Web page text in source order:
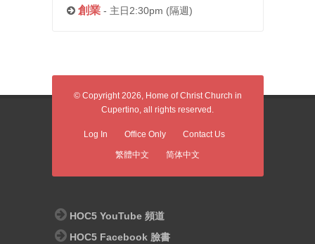
創業- 主日2:30pm (隔週)
© Copyright 2026, Home of Christ Church in
Cupertino, all rights reserved.
Log In Office Only Contact Us
繁體中文 简体中文
HOC5 YouTube 頻道
HOC5 Facebook 臉書